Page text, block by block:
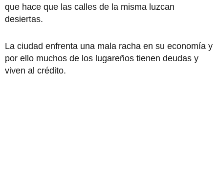
que hace que las calles de la misma luzcan
desiertas.
La ciudad enfrenta una mala racha en su economía y
por ello muchos de los lugareños tienen deudas y
viven al crédito.